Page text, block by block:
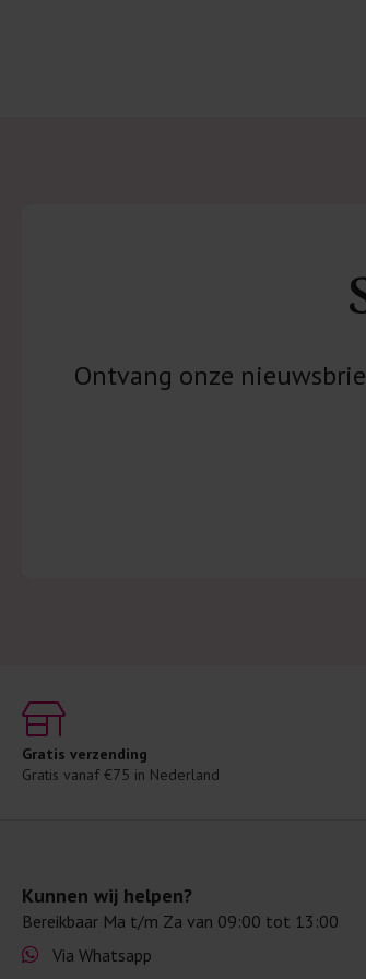
Ontvang onze
Gratis verzending
Gratis vanaf €75 in Nederland
Kunnen wij helpen?
Bereikbaar Ma t/m Za van 09:00 tot 13:00
Via Whatsapp